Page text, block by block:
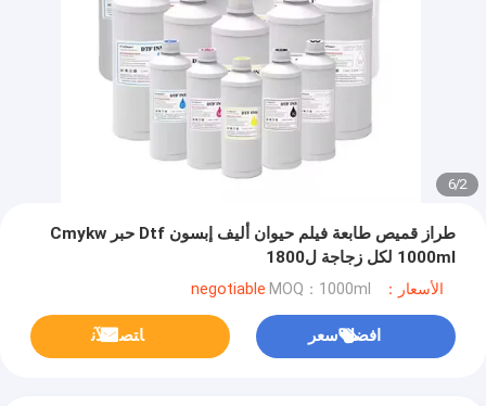
2
/
6
طراز قميص طابعة فيلم حيوان أليف إبسون Dtf حبر Cmykw
1000ml لكل زجاجة ل1800
الأسعار：negotiable MOQ：1000ml
افضل سعر ﺎﺘﺼﻟ ﺍﻶﻧ